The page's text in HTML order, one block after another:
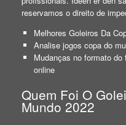
reservamos o direito de
Melhores Goleiros Da
Analise jogos copa do
Mudanças no formato
online
Quem Foi O
Mundo 2022